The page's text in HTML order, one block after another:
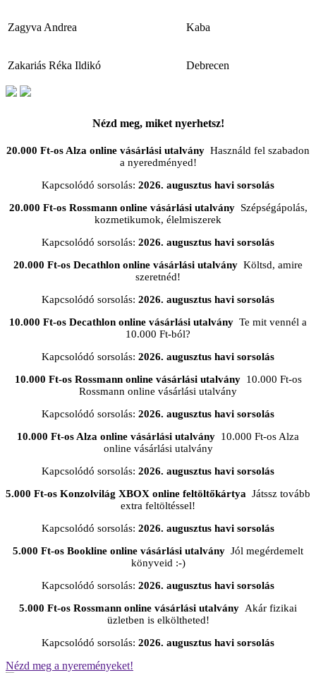
Zagyva Andrea Kaba
Zakariás Réka Ildikó Debrecen
Nézd meg, miket nyerhetsz!
20.000 Ft-os Alza online vásárlási utalvány Használd fel szabadon
a nyeredményed!
Kapcsolódó sorsolás: 2026. augusztus havi sorsolás
20.000 Ft-os Rossmann online vásárlási utalványSzépségápolás,
kozmetikumok, élelmiszerek
Kapcsolódó sorsolás: 2026. augusztus havi sorsolás
20.000 Ft-os Decathlon online vásárlási utalvány Költsd, amire
szeretnéd!
Kapcsolódó sorsolás: 2026. augusztus havi sorsolás
10.000 Ft-os Decathlon online vásárlási utalvány Te mit vennél a
10.000 Ft-ból?
Kapcsolódó sorsolás: 2026. augusztus havi sorsolás
10.000 Ft-os Rossmann online vásárlási utalvány10.000 Ft-os
Rossmann online vásárlási utalvány
Kapcsolódó sorsolás: 2026. augusztus havi sorsolás
10.000 Ft-os Alza online vásárlási utalvány 10.000 Ft-os Alza
online vásárlási utalvány
Kapcsolódó sorsolás: 2026. augusztus havi sorsolás
5.000 Ft-os Konzolvilág XBOX online feltöltőkártya Játssz tovább
extra feltöltéssel!
Kapcsolódó sorsolás: 2026. augusztus havi sorsolás
5.000 Ft-os Bookline online vásárlási utalvány Jól megérdemelt
könyveid :-)
Kapcsolódó sorsolás: 2026. augusztus havi sorsolás
5.000 Ft-os Rossmann online vásárlási utalvány Akár fizikai
üzletben is elköltheted!
Kapcsolódó sorsolás: 2026. augusztus havi sorsolás
Nézd meg a nyereményeket!